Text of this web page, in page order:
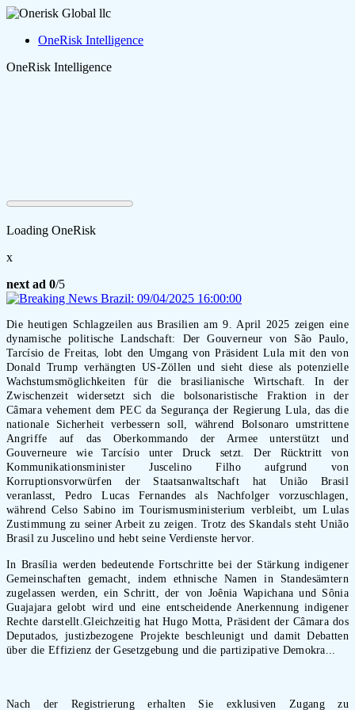
OneRisk Intelligence
OneRisk Intelligence
Loading OneRisk
x
next ad 0/5
Die heutigen Schlagzeilen aus Brasilien am 9. April 2025 zeigen eine
dynamische politische Landschaft: Der Gouverneur von São Paulo,
Tarcísio de Freitas, lobt den Umgang von Präsident Lula mit den von
Donald Trump verhängten US-Zöllen und sieht diese als potenzielle
Wachstumsmöglichkeiten für die brasilianische Wirtschaft. In der
Zwischenzeit widersetzt sich die bolsonaristische Fraktion in der
Câmara vehement dem PEC da Segurança der Regierung Lula, das die
nationale Sicherheit verbessern soll, während Bolsonaro umstrittene
Angriffe auf das Oberkommando der Armee unterstützt und
Gouverneure wie Tarcísio unter Druck setzt. Der Rücktritt von
Kommunikationsminister Juscelino Filho aufgrund von
Korruptionsvorwürfen der Staatsanwaltschaft hat União Brasil
veranlasst, Pedro Lucas Fernandes als Nachfolger vorzuschlagen,
während Celso Sabino im Tourismusministerium verbleibt, um Lulas
Zustimmung zu seiner Arbeit zu zeigen. Trotz des Skandals steht União
Brasil zu Juscelino und hebt seine Verdienste hervor.
In Brasília werden bedeutende Fortschritte bei der Stärkung indigener
Gemeinschaften gemacht, indem ethnische Namen in Standesämtern
zugelassen werden, ein Schritt, der von Joênia Wapichana und Sônia
Guajajara gelobt wird und eine entscheidende Anerkennung indigener
Rechte darstellt.Gleichzeitig hat Hugo Motta, Präsident der Câmara dos
Deputados, justizbezogene Projekte beschleunigt und damit Debatten
über die Effizienz der Gesetzgebung und die partizipative Demokra...
Nach der Registrierung erhalten Sie exklusiven Zugang zu